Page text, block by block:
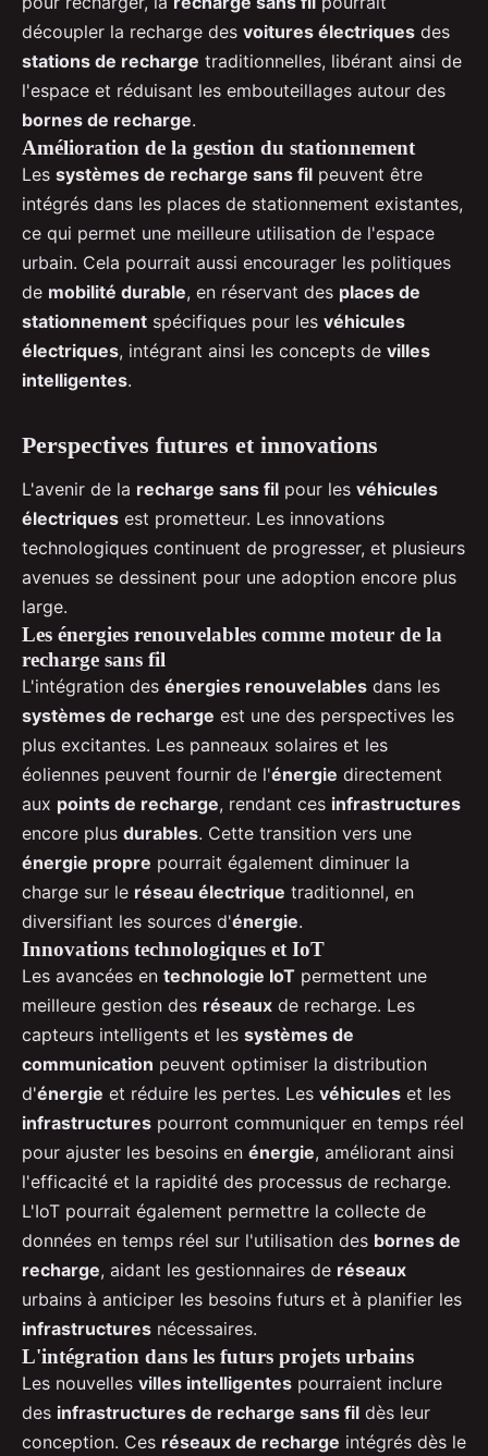
découpler la recharge des voitures électriques des
stations de recharge traditionnelles, libérant ainsi de
l'espace et réduisant les embouteillages autour des
bornes de recharge.
Amélioration de la gestion du stationnement
Les systèmes de recharge sans fil peuvent être
intégrés dans les places de stationnement existantes,
ce qui permet une meilleure utilisation de l'espace
urbain. Cela pourrait aussi encourager les politiques
de mobilité durable, en réservant des places de
stationnement spécifiques pour les véhicules
électriques, intégrant ainsi les concepts de villes
intelligentes.
Perspectives futures et innovations
L'avenir de la recharge sans fil pour les véhicules
électriques est prometteur. Les innovations
technologiques continuent de progresser, et plusieurs
avenues se dessinent pour une adoption encore plus
large.
Les énergies renouvelables comme moteur de la
recharge sans fil
L'intégration des énergies renouvelables dans les
systèmes de recharge est une des perspectives les
plus excitantes. Les panneaux solaires et les
éoliennes peuvent fournir de l'énergie directement
aux points de recharge, rendant ces infrastructures
encore plus durables. Cette transition vers une
énergie propre pourrait également diminuer la
charge sur le réseau électrique traditionnel, en
diversifiant les sources d'énergie.
Innovations technologiques et IoT
Les avancées en technologie IoT permettent une
meilleure gestion des réseaux de recharge. Les
capteurs intelligents et les systèmes de
communication peuvent optimiser la distribution
d'énergie et réduire les pertes. Les véhicules et les
infrastructures pourront communiquer en temps réel
pour ajuster les besoins en énergie, améliorant ainsi
l'efficacité et la rapidité des processus de recharge.
L'IoT pourrait également permettre la collecte de
données en temps réel sur l'utilisation des bornes de
recharge, aidant les gestionnaires de réseaux
urbains à anticiper les besoins futurs et à planifier les
infrastructures nécessaires.
L'intégration dans les futurs projets urbains
Les nouvelles villes intelligentes pourraient inclure
des infrastructures de recharge sans fil dès leur
conception. Ces réseaux de recharge intégrés dès le